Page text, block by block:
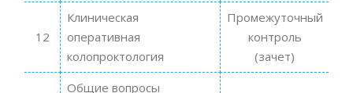
12
Клиническая
оперативная
колопроктология
Промежуточный
контроль
(зачет)
Общие вопросы